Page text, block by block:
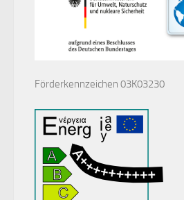
Förderkennzeichen 03K03230